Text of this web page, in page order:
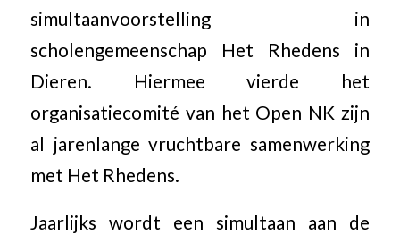
simultaanvoorstelling in
scholengemeenschap Het Rhedens in
Dieren. Hiermee vierde het
organisatiecomité van het Open NK zijn
al jarenlange vruchtbare samenwerking
met Het Rhedens.
Jaarlijks wordt een simultaan aan de